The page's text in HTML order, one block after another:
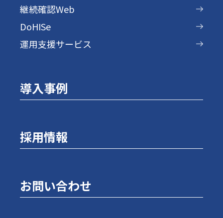
継続確認Web
DoHISe
運用支援サービス
導入事例
採用情報
お問い合わせ